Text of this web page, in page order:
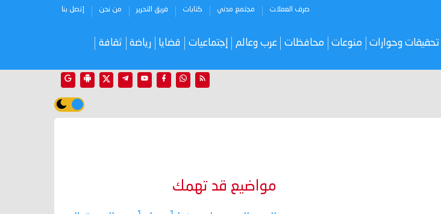
صرف العملات مجتمع مدني كتابات فريق التحرير من نحن إتصل بنا
تحقيقات وحوارات منوعات محافظات عرب وعالم إجتماعيات قضايا رياضة ثقافة
مواضيع قد تهمك